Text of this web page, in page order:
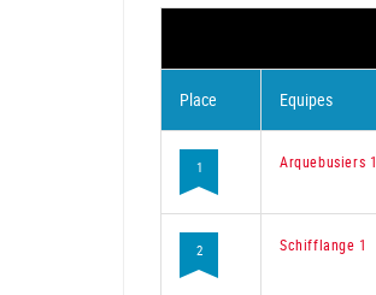
Place Equipes
1 Arquebusiers 1
2 Schifflange 1